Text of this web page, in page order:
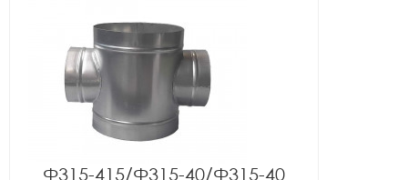
Ф315-415/Ф315-40/Ф315-40